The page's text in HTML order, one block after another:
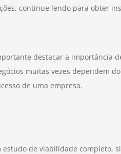
continue lendo para obter
destacar a importância
muitas vezes dependem
de uma empresa.
de viabilidade completo,